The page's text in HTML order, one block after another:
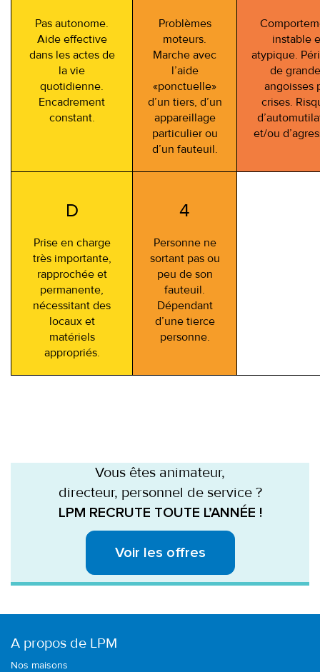
Pas autonome.
Aide effective
dans les actes de
la vie
quotidienne.
Encadrement
constant.
Problèmes
moteurs.
Marche avec
l’aide
«ponctuelle»
d’un tiers, d’un
appareillage
particulier ou
d’un fauteuil.
instable
atypique.
de
angoisses
crises.
et/ou
D
Prise en charge
très importante,
rapprochée et
permanente,
nécessitant des
locaux et
matériels
appropriés.
4
Personne ne
sortant pas ou
peu de son
fauteuil.
Dépendant
d’une tierce
personne.
Vous êtes animateur,
directeur, personnel de service ?
LPM RECRUTE TOUTE L’ANNÉE !
Voir les offres
A propos de LPM
Nos maisons